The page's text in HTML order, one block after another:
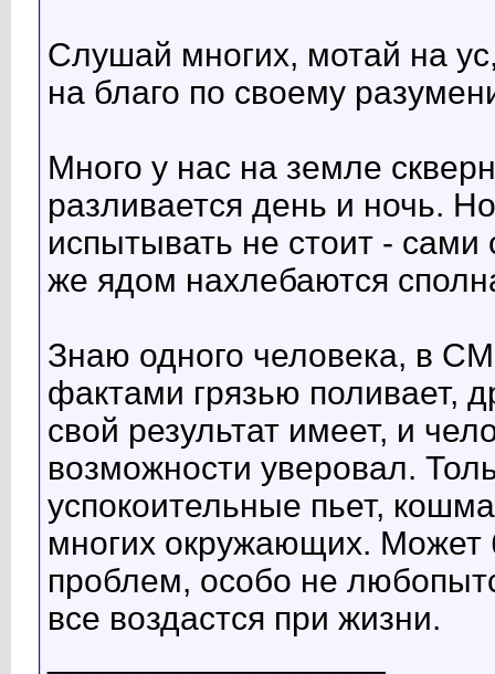
Слушай многих, мотай на
на благо по своему
Много у нас на земле
разливается день и ночь.
испытывать не стоит -
же ядом нахлебаются
Знаю одного человека, в
фактами грязью поливает,
свой результат имеет, и
возможности уверовал.
успокоительные пьет,
многих окружающих.
проблем, особо не
все воздастся при жизни.